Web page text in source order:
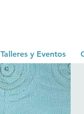
Talleres y Eventos